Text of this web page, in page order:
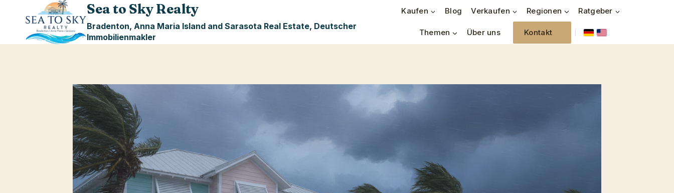
content
Sea to Sky Realty
Bradenton, Anna Maria Island and Sarasota Real Estate, Deutscher
Immobilienmakler
Kaufen Blog Verkaufen Regionen Ratgeber
Themen Über uns Kontakt